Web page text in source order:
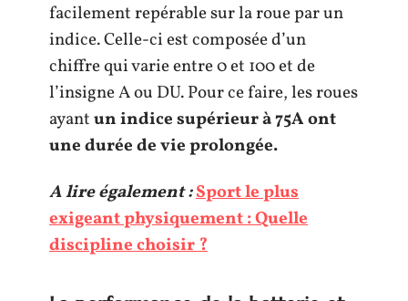
facilement repérable sur la roue par un
indice. Celle-ci est composée d’un
chiffre qui varie entre 0 et 100 et de
l’insigne A ou DU. Pour ce faire, les roues
ayantun indice supérieur à 75A ont
une durée de vie prolongée.
A lire également :Sport le plus
exigeant physiquement : Quelle
discipline choisir ?